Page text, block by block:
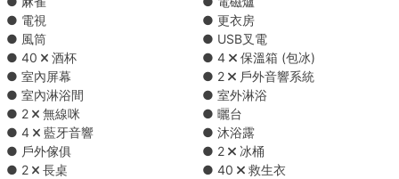
迷你手打安格斯牛肉漢堡
MINI ANGUS BEEF BURGER(20 PCS)
照燒雞扒
TERIYAKI CHICKEN STEAK(3LBS)
日式海鮮炒烏冬
Stir-fried Udon with Seafood in Japanese Style(3LBS)
菠蘿雞粒炒飯
PINEAPPLE CHICKEN FRIED RICE(3LBS)
● 電視
● 更衣房
● 風筒
● USB叉電
● 40
酒杯 ● 4
保溫箱 (包冰)
● 室內屏幕
● 2
戶外音響系統
● 室內淋浴間
● 室外淋浴
● 2
無線咪
● 曬台
● 4
藍牙音響
● 沐浴露
● 戶外傢俱
● 2
冰桶
● 2
長桌 ● 40
救生衣